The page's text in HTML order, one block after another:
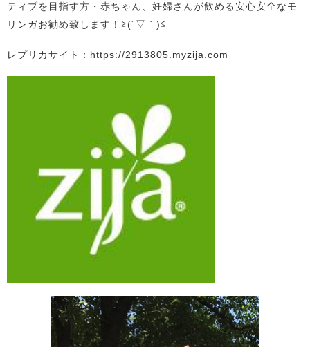
ティブを目指す方・赤ちゃん、妊婦さんが飲める安心安全なモ
リンガお勧め致します！≧(´▽｀)≦
レプリカサイト：https://2913805.myzija.com